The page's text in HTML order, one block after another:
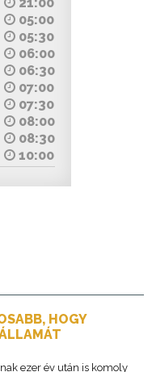
21:00
05:00
05:30
06:00
06:30
07:00
07:30
08:00
08:30
10:00
HOGY
ezer év után is komoly